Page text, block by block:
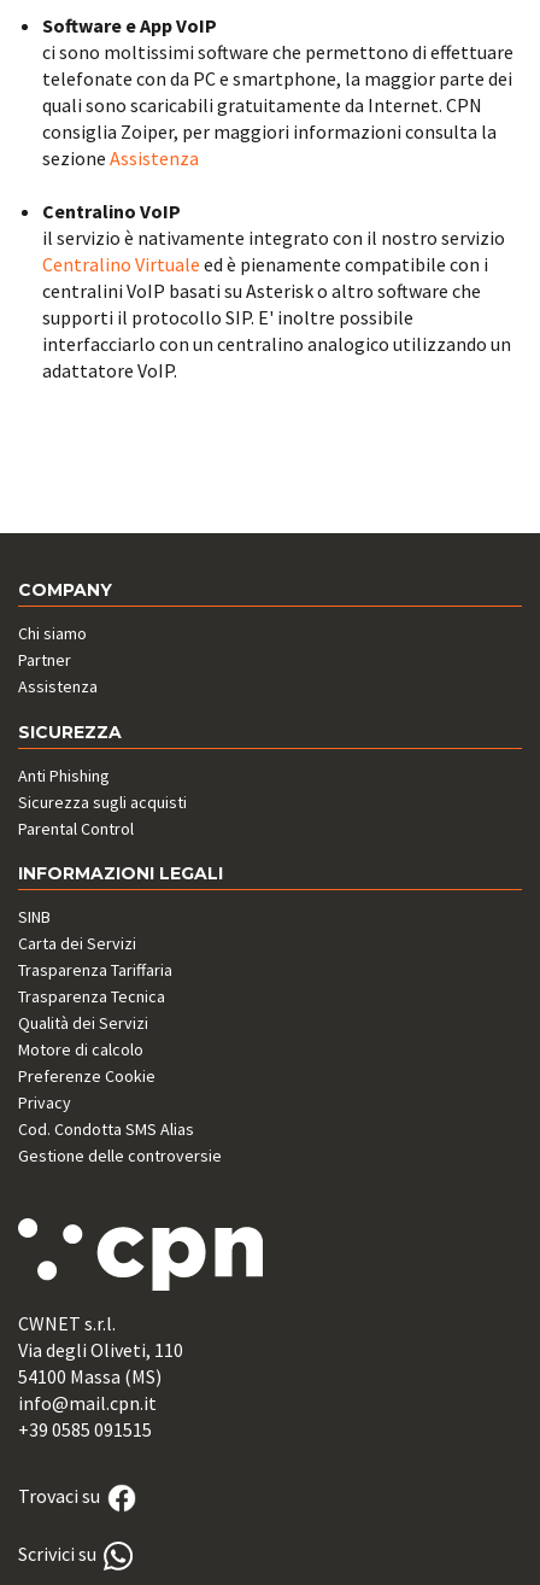
Software e App VoIP
ci sono moltissimi software che permettono di effettuare
telefonate con da PC e smartphone, la maggior parte dei
quali sono scaricabili gratuitamente da Internet. CPN
consiglia Zoiper, per maggiori informazioni consulta la
sezione Assistenza
Centralino VoIP
il servizio è nativamente integrato con il nostro servizio
Centralino Virtuale ed è pienamente compatibile con i
centralini VoIP basati su Asterisk o altro software che
supporti il protocollo SIP. E' inoltre possibile
interfacciarlo con un centralino analogico utilizzando un
adattatore VoIP.
COMPANY
Chi siamo
Partner
Assistenza
SICUREZZA
Anti Phishing
Sicurezza sugli acquisti
Parental Control
INFORMAZIONI LEGALI
SINB
Carta dei Servizi
Trasparenza Tariffaria
Trasparenza Tecnica
Qualità dei Servizi
Motore di calcolo
Preferenze Cookie
Privacy
Cod. Condotta SMS Alias
Gestione delle controversie
CWNET s.r.l.
Via degli Oliveti, 110
54100 Massa (MS)
info@mail.cpn.it
+39 0585 091515
Trovaci su
Scrivici su